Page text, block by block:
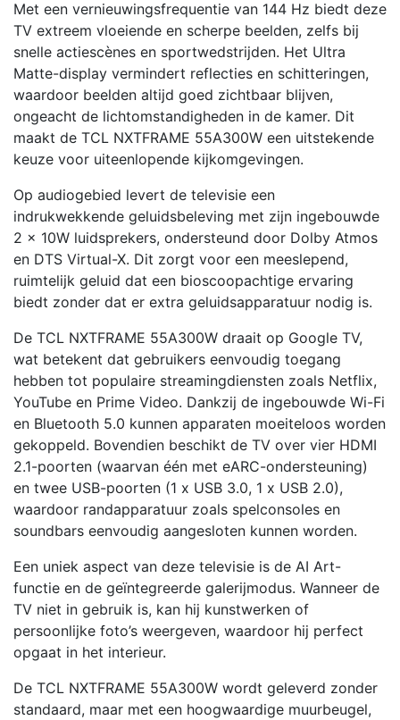
Met een vernieuwingsfrequentie van 144 Hz biedt deze
TV extreem vloeiende en scherpe beelden, zelfs bij
snelle actiescènes en sportwedstrijden. Het Ultra
Matte-display vermindert reflecties en schitteringen,
waardoor beelden altijd goed zichtbaar blijven,
ongeacht de lichtomstandigheden in de kamer. Dit
maakt de TCL NXTFRAME 55A300W een uitstekende
keuze voor uiteenlopende kijkomgevingen.
Op audiogebied levert de televisie een
indrukwekkende geluidsbeleving met zijn ingebouwde
2 x 10W luidsprekers, ondersteund door Dolby Atmos
en DTS Virtual-X. Dit zorgt voor een meeslepend,
ruimtelijk geluid dat een bioscoopachtige ervaring
biedt zonder dat er extra geluidsapparatuur nodig is.
De TCL NXTFRAME 55A300W draait op Google TV,
wat betekent dat gebruikers eenvoudig toegang
hebben tot populaire streamingdiensten zoals Netflix,
YouTube en Prime Video. Dankzij de ingebouwde Wi-Fi
en Bluetooth 5.0 kunnen apparaten moeiteloos worden
gekoppeld. Bovendien beschikt de TV over vier HDMI
2.1-poorten (waarvan één met eARC-ondersteuning)
en twee USB-poorten (1 x USB 3.0, 1 x USB 2.0),
waardoor randapparatuur zoals spelconsoles en
soundbars eenvoudig aangesloten kunnen worden.
Een uniek aspect van deze televisie is de AI Art-
functie en de geïntegreerde galerijmodus. Wanneer de
TV niet in gebruik is, kan hij kunstwerken of
persoonlijke foto’s weergeven, waardoor hij perfect
opgaat in het interieur.
De TCL NXTFRAME 55A300W wordt geleverd zonder
standaard, maar met een hoogwaardige muurbeugel,